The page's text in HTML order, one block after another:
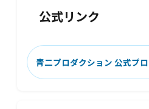
公式リンク
青二プロダクション 公式プ